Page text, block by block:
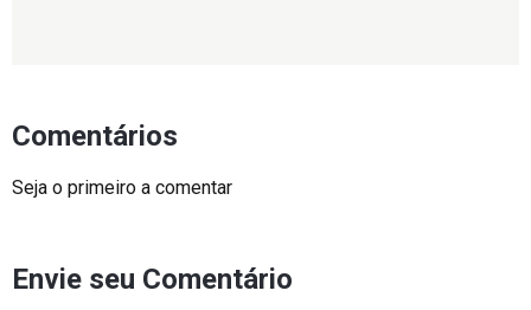
Comentários
Seja o primeiro a comentar
Envie seu Comentário